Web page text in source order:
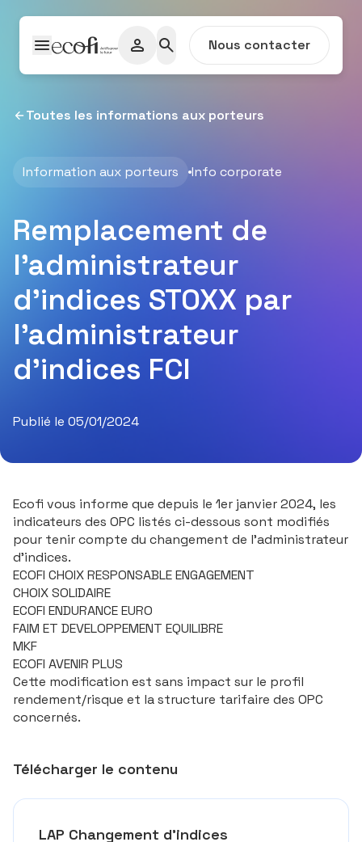
Nous contacter
Toutes les informations aux porteurs
Information aux porteurs Info corporate
Remplacement de
l’administrateur
d’indices STOXX par
l’administrateur
d’indices FCI
Publié le 05/01/2024
Ecofi vous informe que depuis le 1er janvier 2024, les
indicateurs des OPC listés ci-dessous sont modifiés
pour tenir compte du changement de l'administrateur
d'indices.
ECOFI CHOIX RESPONSABLE ENGAGEMENT
CHOIX SOLIDAIRE
ECOFI ENDURANCE EURO
FAIM ET DEVELOPPEMENT EQUILIBRE
MKF
ECOFI AVENIR PLUS
Cette modification est sans impact sur le profil
rendement/risque et la structure tarifaire des OPC
concernés.
Télécharger le contenu
LAP Changement d'indices